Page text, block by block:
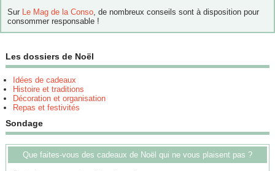
Sur Le Mag de la Conso, de nombreux conseils sont à disposition pour
consommer responsable !
Les dossiers de Noël
Idées de cadeaux
Histoire et traditions
Décoration et organisation
Repas et festivités
Sondage
Que faites-vous des cadeaux de Noël qui ne vous plaisent pas ?